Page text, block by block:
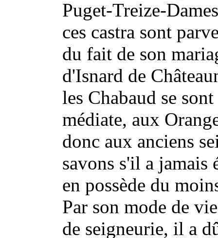
Puget-Treize-
ces castra sont
du fait de son
d'Isnard de
les Chabaud se
médiate, aux
donc aux anciens
savons s'il a jamais
en possède du
Par son mode de
de seigneurie, il a